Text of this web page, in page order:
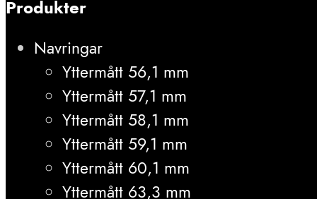
Produkter
Navringar
Yttermått 56,1 mm
Yttermått 57,1 mm
Yttermått 58,1 mm
Yttermått 59,1 mm
Yttermått 60,1 mm
Yttermått 63,3 mm